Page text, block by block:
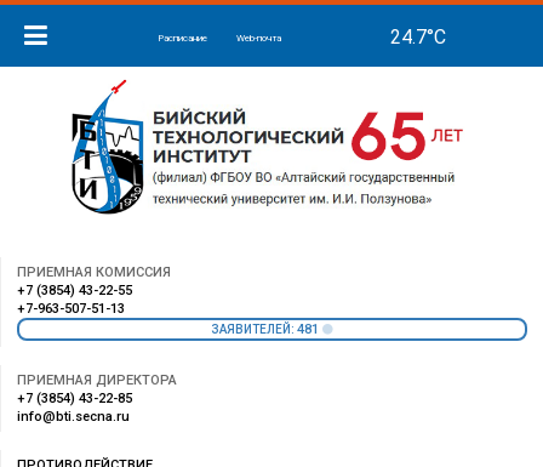
Расписание Web-почта
ПРИЕМНАЯ КОМИССИЯ
+7 (3854) 43-22-55
+7-963-507-51-13
ЗАЯВИТЕЛЕЙ: 481
ПРИЕМНАЯ ДИРЕКТОРА
+7 (3854) 43-22-85
info@bti.secna.ru